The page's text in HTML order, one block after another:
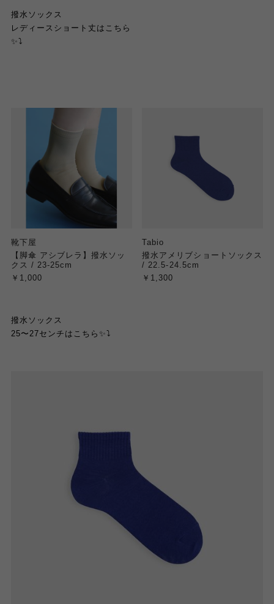
撥水ソックス
レディースショート丈はこちら
✨⤵︎
靴下屋
【脚傘 アシブレラ】撥水ソッ
クス / 23-25cm
￥1,000
Tabio
撥水アメリブショートソックス
/ 22.5-24.5cm
￥1,300
撥水ソックス
25〜27センチはこちら ✨⤵︎